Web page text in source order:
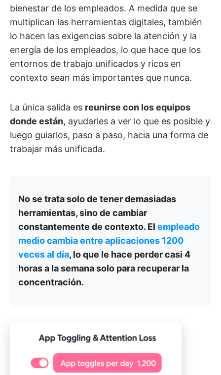
bienestar de los empleados. A medida que se
multiplican las herramientas digitales, también
lo hacen las exigencias sobre la atención y la
energía de los empleados, lo que hace que los
entornos de trabajo unificados y ricos en
contexto sean más importantes que nunca.
La única salida es reunirse con los equipos
donde están, ayudarles a ver lo que es posible y
luego guiarlos, paso a paso, hacia una forma de
trabajar más unificada.
No se trata solo de tener demasiadas
herramientas, sino de cambiar
constantemente de contexto. El empleado
medio cambia entre aplicaciones 1200
veces al día, lo que le hace perder casi 4
horas a la semana solo para recuperar la
concentración.